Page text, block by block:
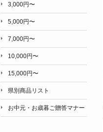
3,000円〜
5,000円〜
7,000円〜
10,000円〜
15,000円〜
県別商品リスト
お中元・お歳暮ご贈答マナー